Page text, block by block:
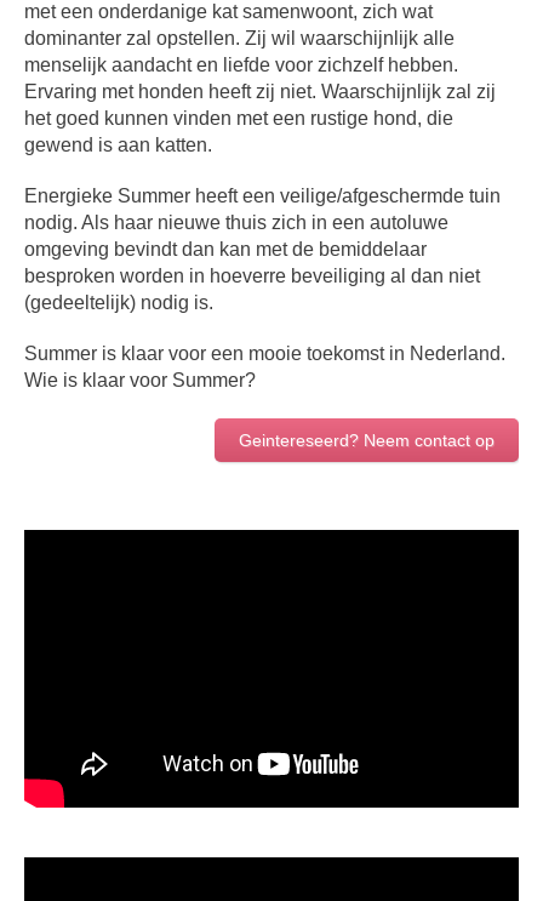
met een onderdanige kat samenwoont, zich wat
dominanter zal opstellen. Zij wil waarschijnlijk alle
menselijk aandacht en liefde voor zichzelf hebben.
Ervaring met honden heeft zij niet. Waarschijnlijk zal zij
het goed kunnen vinden met een rustige hond, die
gewend is aan katten.
Energieke Summer heeft een veilige/afgeschermde tuin
nodig. Als haar nieuwe thuis zich in een autoluwe
omgeving bevindt dan kan met de bemiddelaar
besproken worden in hoeverre beveiliging al dan niet
(gedeeltelijk) nodig is.
Summer is klaar voor een mooie toekomst in Nederland.
Wie is klaar voor Summer?
Geintereseerd? Neem contact op